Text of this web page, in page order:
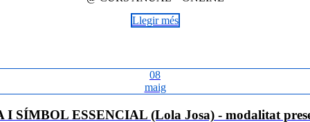
Llegir més
08
maig
I SÍMBOL ESSENCIAL (Lola Josa) - modalitat